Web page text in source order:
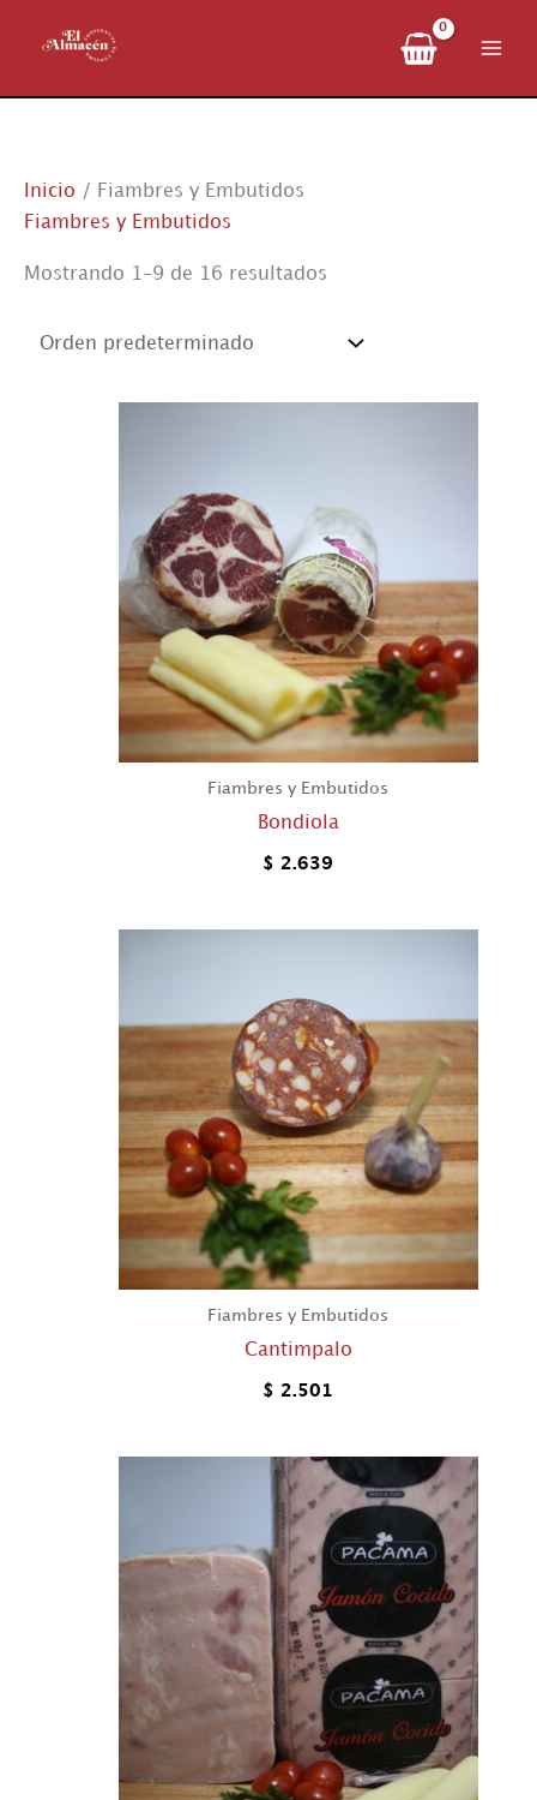
Inicio / Fiambres y Embutidos
Fiambres y Embutidos
Mostrando 1–9 de 16 resultados
Fiambres y Embutidos
Bondiola
$ 2.639
Fiambres y Embutidos
Cantimpalo
$ 2.501